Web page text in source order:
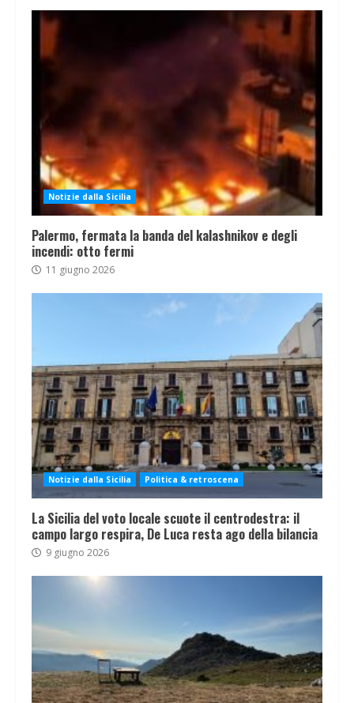
Notizie dalla Sicilia
Palermo, fermata la banda del kalashnikov e degli
incendi: otto fermi
11 giugno 2026
Notizie dalla Sicilia Politica & retroscena
La Sicilia del voto locale scuote il centrodestra: il
campo largo respira, De Luca resta ago della bilancia
9 giugno 2026